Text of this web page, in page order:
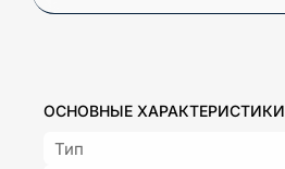
ОСНОВНЫЕ ХАРАКТЕРИСТИКИ
Тип